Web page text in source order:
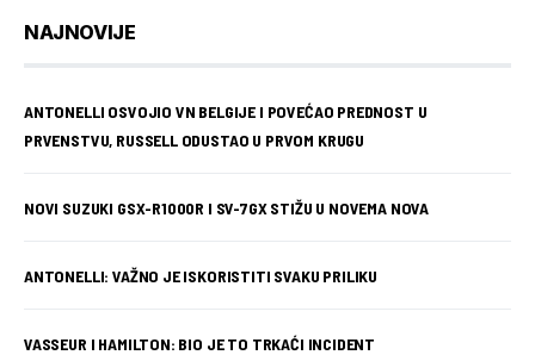
NAJNOVIJE
ANTONELLI OSVOJIO VN BELGIJE I POVEĆAO PREDNOST U
PRVENSTVU, RUSSELL ODUSTAO U PRVOM KRUGU
NOVI SUZUKI GSX-R1000R I SV-7GX STIŽU U NOVEMA NOVA
ANTONELLI: VAŽNO JE ISKORISTITI SVAKU PRILIKU
VASSEUR I HAMILTON: BIO JE TO TRKAĆI INCIDENT